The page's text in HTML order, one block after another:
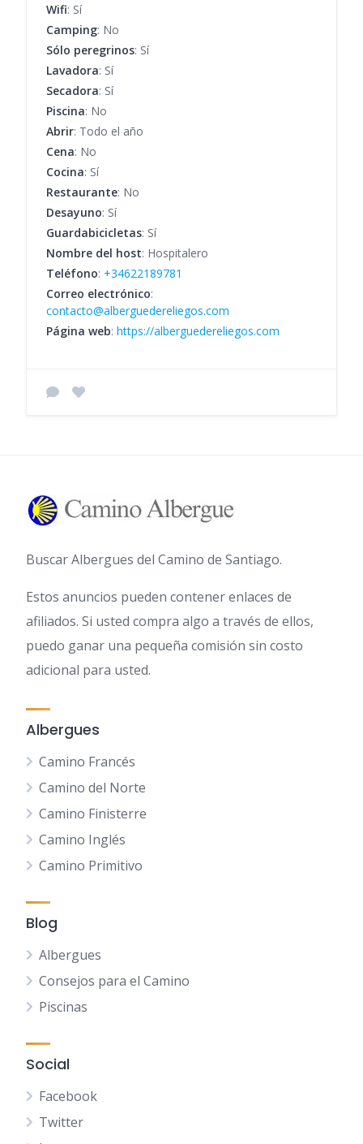
Wifi: Sí
Camping: No
Sólo peregrinos: Sí
Lavadora: Sí
Secadora: Sí
Piscina: No
Abrir: Todo el año
Cena: No
Cocina: Sí
Restaurante: No
Desayuno: Sí
Guardabicicletas: Sí
Nombre del host: Hospitalero
Teléfono: +34622189781
Correo electrónico:
contacto@alberguedereliegos.com
Página web: https://alberguedereliegos.com
Buscar Albergues del Camino de Santiago.
Estos anuncios pueden contener enlaces de
afiliados. Si usted compra algo a través de ellos,
puedo ganar una pequeña comisión sin costo
adicional para usted.
Albergues
Camino Francés
Camino del Norte
Camino Finisterre
Camino Inglés
Camino Primitivo
Blog
Albergues
Consejos para el Camino
Piscinas
Social
Facebook
Twitter